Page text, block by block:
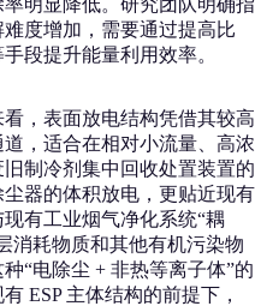
明显降低。研究团队明确指
度增加，需要通过提高比
段提升能量利用效率。
，表面放电结构凭借其较高
，适合在相对小流量、高浓
制冷剂集中回收处置装置的
器的体积放电，更贴近现有
有工业烟气净化系统“耦
消耗物质和其他有机污染物
“电除尘 + 非热等离子体”的
ESP 主体结构的前提下，